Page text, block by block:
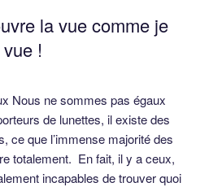
la vue comme je
!
Nous ne sommes pas égaux
de lunettes, il existe des
ce que l’immense majorité des
totalement. En fait, il y a ceux,
incapables de trouver quoi